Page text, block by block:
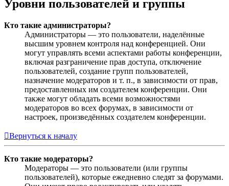
Уровни пользователей и группы
Кто такие администраторы?
Администраторы — это пользователи, наделённые
высшим уровнем контроля над конференцией. Они
могут управлять всеми аспектами работы конференции,
включая разграничение прав доступа, отключение
пользователей, создание групп пользователей,
назначение модераторов и т. п., в зависимости от прав,
предоставленных им создателем конференции. Они
также могут обладать всеми возможностями
модераторов во всех форумах, в зависимости от
настроек, произведённых создателем конференции.
Вернуться к началу
Кто такие модераторы?
Модераторы — это пользователи (или группы
пользователей), которые ежедневно следят за форумами.